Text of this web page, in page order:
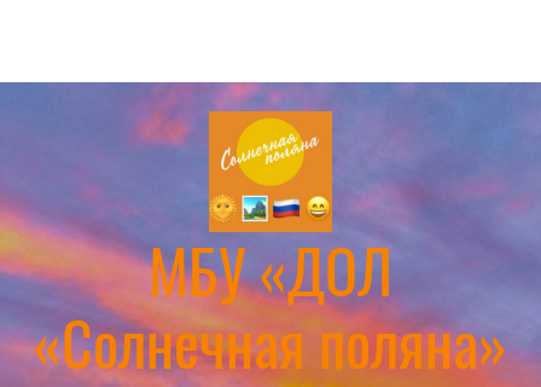
МБУ «ДОЛ
«Солнечная поляна»